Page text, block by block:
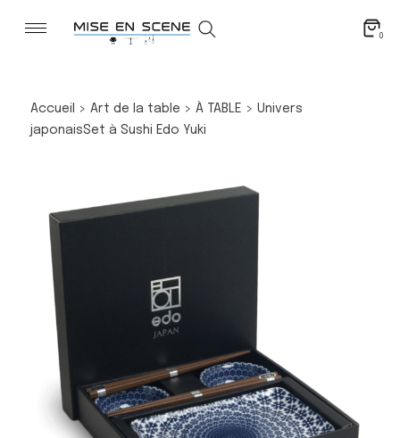
0
Accueil > Art de la table > À TABLE > Univers
japonaisSet à Sushi Edo Yuki